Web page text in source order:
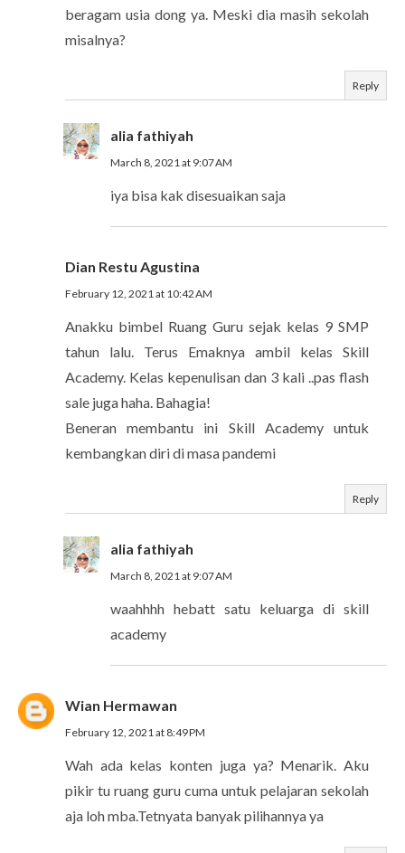
beragam usia dong ya. Meski dia masih sekolah
misalnya?
Reply
alia fathiyah
March 8, 2021 at 9:07 AM
iya bisa kak disesuaikan saja
Dian Restu Agustina
February 12, 2021 at 10:42 AM
Anakku bimbel Ruang Guru sejak kelas 9 SMP
tahun lalu. Terus Emaknya ambil kelas Skill
Academy. Kelas kepenulisan dan 3 kali ..pas flash
sale juga haha. Bahagia!
Beneran membantu ini Skill Academy untuk
kembangkan diri di masa pandemi
Reply
alia fathiyah
March 8, 2021 at 9:07 AM
waahhhh hebatt satu keluarga di skill
academy
Wian Hermawan
February 12, 2021 at 8:49 PM
Wah ada kelas konten juga ya? Menarik. Aku
pikir tu ruang guru cuma untuk pelajaran sekolah
aja loh mba.Tetnyata banyak pilihannya ya